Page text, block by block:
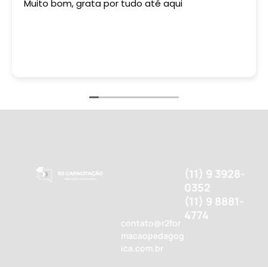
Muito bom, grata por tudo até aqui
contato@r2for
macaopedagog
ica.com.br
(11) 9 3928-
0352
(11) 9 8881-
4774